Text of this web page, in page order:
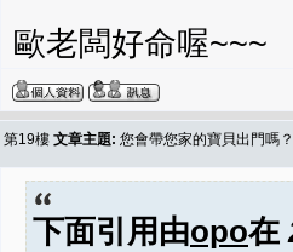
歐老闆好命喔~~~
第19樓 文章主題: 您會帶您家的寶貝出門嗎？
下面引用由opo在